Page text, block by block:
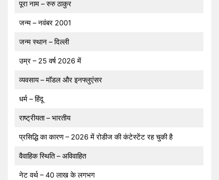
पूरा नाम – रुरु ठाकुर
जन्म – नवंबर 2001
जन्म स्थान – दिल्ली
उम्र – 25 वर्ष 2026 में
व्यवसाय – मॉडल और इनफ्लुएंसर
धर्म – हिंदू
राष्ट्रीयता – भारतीय
प्रसिद्धि का कारण – 2026 में रोडीज की कंटेस्टेंट रह चुकी है
वैवाहिक स्थिति – अविवाहित
नेट वर्थ – 40 लाख के लगभग